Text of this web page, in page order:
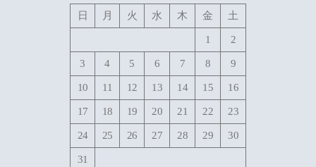
日
月 火 水 木 金 土
1 2
3 4 5 6 7 8 9
10 11 12 13 14 15 16
17 18 19 20 21 22 23
24 25 26 27 28 29 30
31